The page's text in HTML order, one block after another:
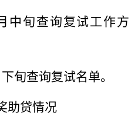
中旬查询复试工作方
下旬查询复试名单。
助贷情况